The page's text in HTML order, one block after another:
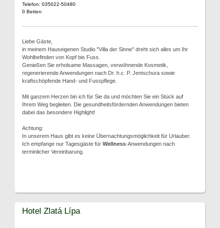
Telefon: 035022-50480
0 Betten
Liebe Gäste,
in meinem Hauseigenen Studio "Villa der Sinne" dreht sich alles um Ihr
Wohlbefinden von Kopf bis Fuss.
Genießen Sie erholsame Massagen, verwöhnende Kosmetik,
regenerierende Anwendungen nach Dr. h.c. P. Jentschura sowie
kraftschöpfende Hand- und Fusspflege.
Mit ganzem Herzen bin ich für Sie da und möchten Sie ein Stück auf
Ihrem Weg begleiten. Die gesundheitsfördernden Anwendungen bieten
dabei das besondere Highlight!
Achtung:
In unserem Haus gibt es keine Übernachtungsmöglichkeit für Urlauber.
Ich empfange nur Tagesgäste für Wellness-Anwendungen nach
terminlicher Vereinbarung.
Hotel Zlatá Lípa